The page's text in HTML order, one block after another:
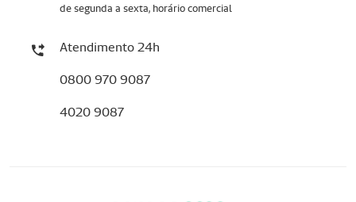
de segunda a sexta, horário comercial
Atendimento 24h
0800 970 9087
4020 9087